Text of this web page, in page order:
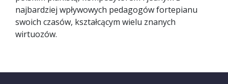
najbardziej wpływowych pedagogów fortepianu
swoich czasów, kształcącym wielu znanych
wirtuozów.